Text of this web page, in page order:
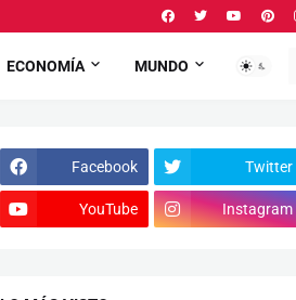
ECONOMÍA MUNDO
Facebook Twitter
YouTube Instagram